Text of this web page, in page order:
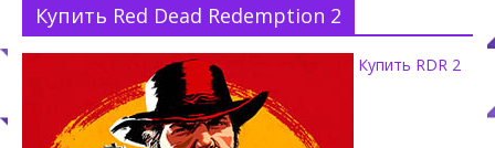
Купить Red Dead Redemption 2
Купить RDR 2